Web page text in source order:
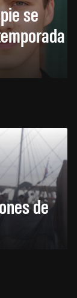
se
de